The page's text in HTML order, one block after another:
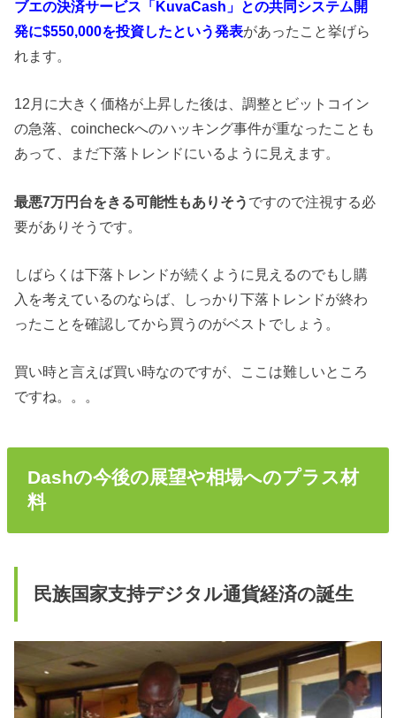
ブエの決済サービス「KuvaCash」 との共同システム開
発に$550,000を投資したという発表があったこと挙げら
れます。
12月に大きく価格が上昇した後は、調整とビットコイン
の急落、coincheckへのハッキング事件が重なったことも
あって、まだ下落トレンドにいるように見えます。
最悪7万円台をきる可能性もありそう ですので注視する必
要がありそうです。
しばらくは下落トレンドが続くように見えるのでもし購
入を考えているのならば、
しっかり下落トレンドが終わ
ったことを確認してから買うのがベストでしょう。
買い時と言えば買い時なのですが、ここは難しいところ
ですね。。。
Dashの今後の展望や相場へのプラス材
料
民族国家支持デジタル通貨経済の誕生